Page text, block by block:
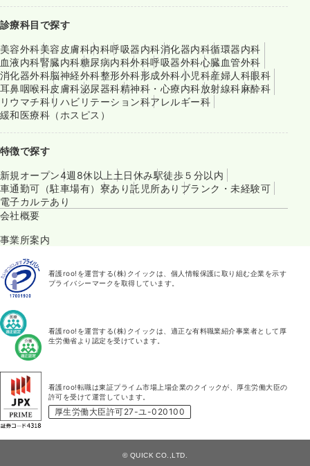
診療科目で探す
美容外科美容皮膚科内科呼吸器内科消化器内科循環器内科
血液内科腎臓内科糖尿病内科外科呼吸器外科心臓血管外科
消化器外科脳神経外科整形外科形成外科小児科産婦人科眼科
耳鼻咽喉科皮膚科泌尿器科精神科・心療内科放射線科麻酔科
リウマチ科リハビリテーション科アレルギー科
緩和医療科（ホスピス）
特徴で探す
新規オープン4週8休以上 土日休み駅徒歩５分以内
車通勤可（駐車場有） 寮あり託児所あり ブランク・未経験可
電子カルテあり
会社概要
事業所案内
看護roo!を運営する(株)クイックは、個人情報保護に取り組む企業を示す
プライバシーマークを取得しています。
看護roo!を運営する(株)クイックは、適正な有料職業紹介事業者として厚
生労働省より認定を受けています。
看護roo!転職は東証プライム市場上場企業のクイックが、厚生労働大臣の
許可を受けて運営しています。
厚生労働大臣許可27-ユ-020100
© QUICK CO.,LTD.